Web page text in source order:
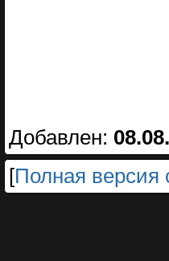
Добавлен:
[Полная версия